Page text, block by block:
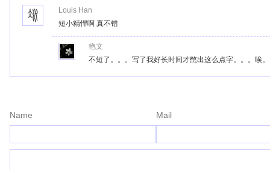
Louis Han
短小精悍啊 真不错
艳文
不短了。。。写了我好长时间才憋出这么点字。。。唉
Name Mail